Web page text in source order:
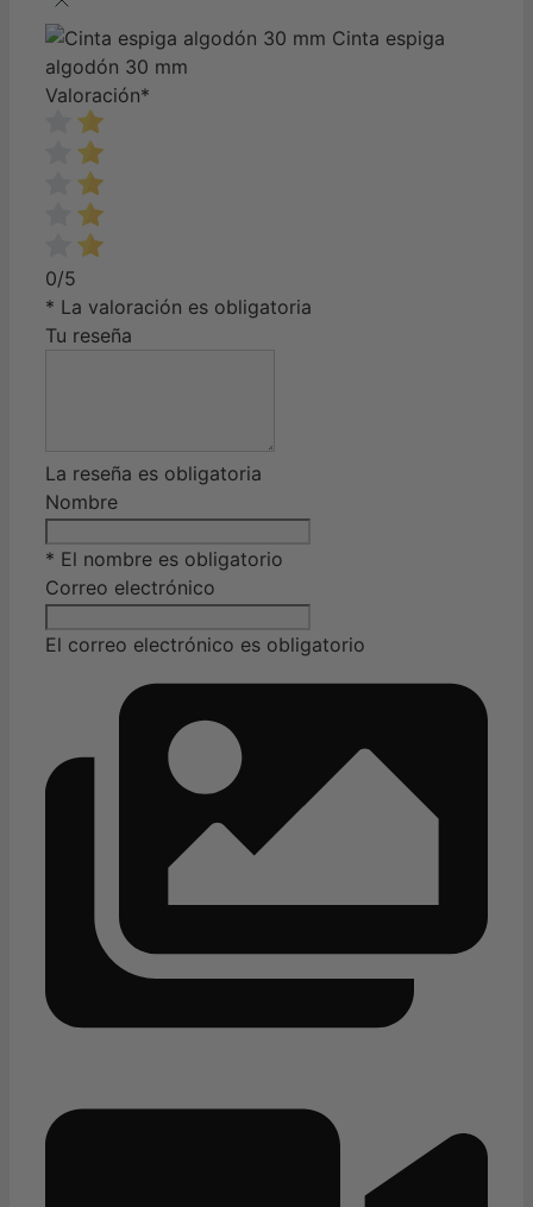
Cinta espiga
algodón 30 mm
Valoración*
0/5
* La valoración es obligatoria
Tu reseña
La reseña es obligatoria
Nombre
* El nombre es obligatorio
Correo electrónico
El correo electrónico es obligatorio